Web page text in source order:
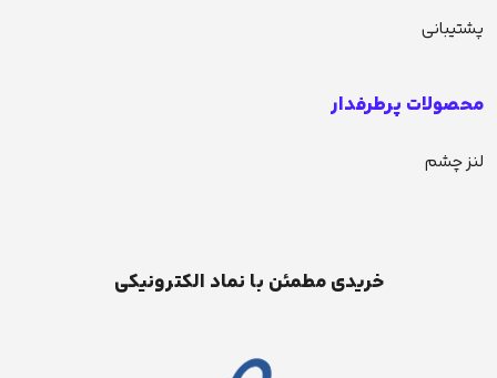
پشتیبانی
محصولات پرطرفدار
لنز چشم
خریدی مطمئن با نماد الکترونیکی